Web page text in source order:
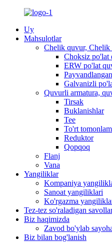
Uy
Mahsulotlar
Chelik quvur, Chelik
Choksiz po'lat
ERW po'lat
Galvanizli
Quvurli armatura,
Tirsak
Buklanishlar
Tee
To'rt
Reduktor
Qopqoq
Flanj
Vana
Yangiliklar
Kompaniya
Sanoat yangiliklari
Ko'rgazma
Tez-tez so'raladigan
Biz haqimizda
Zavod bo'ylab
Biz bilan bog'lanish